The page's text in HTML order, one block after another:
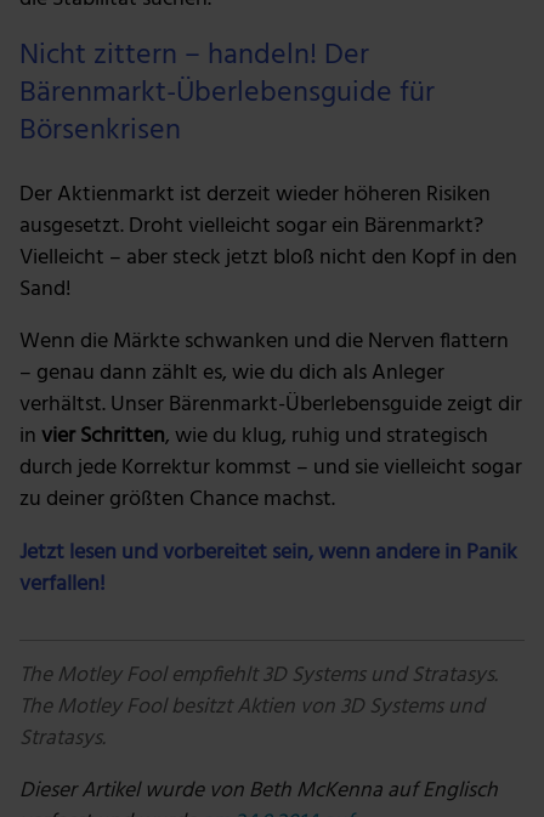
Nicht zittern – handeln! Der
Bärenmarkt-Überlebensguide für
Börsenkrisen
Der Aktienmarkt ist derzeit wieder höheren Risiken
ausgesetzt. Droht vielleicht sogar ein Bärenmarkt?
Vielleicht – aber steck jetzt bloß nicht den Kopf in den
Sand!
Wenn die Märkte schwanken und die Nerven flattern
– genau dann zählt es, wie du dich als Anleger
verhältst. Unser Bärenmarkt-Überlebensguide zeigt dir
invier Schritten, wie du klug, ruhig und strategisch
durch jede Korrektur kommst – und sie vielleicht sogar
zu deiner größten Chance machst.
Jetzt lesen und vorbereitet sein, wenn andere in Panik
verfallen!
The Motley Fool empfiehlt 3D Systems und Stratasys.
The Motley Fool besitzt Aktien von 3D Systems und
Stratasys.
Dieser Artikel wurde von Beth McKenna auf Englisch